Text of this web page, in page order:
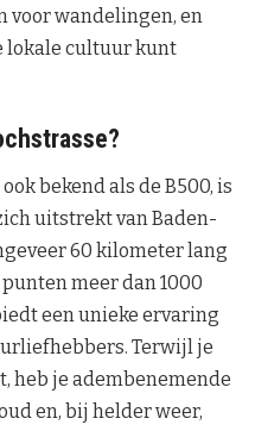
voor wandelingen, en
lokale cultuur kunt
bekend als de B500, is
uitstrekt van Baden-
60 kilometer lang
meer dan 1000
een unieke ervaring
Terwijl je
heb je adembenemende
en, bij helder weer,